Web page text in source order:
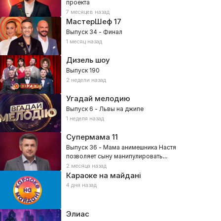
проекта
7 месяцев назад
МастерШеф17
Выпуск 34 - Финал
1 месяц назад
Дизель шоу
Выпуск 190
2 недели назад
Угадай мелодию
Выпуск 6 - Львы на джипе
1 неделя назад
Супермама 11
Выпуск 36 - Мама анимешника Настя
позволяет сыну манипулировать
собой?
2 месяца назад
Караоке на майдані
4 дня назад
Элиас